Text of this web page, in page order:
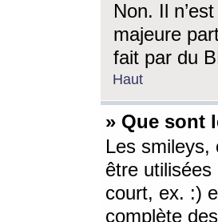
Non. Il
majeure
fait par du
Haut
» Que sont
Les smileys,
être
court, ex. :)
complète